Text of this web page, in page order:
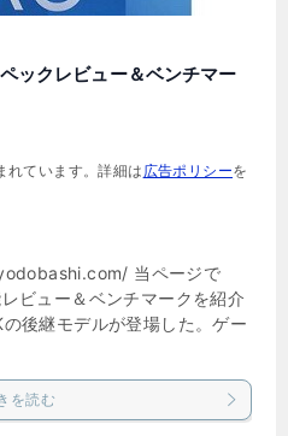
ックレビュー＆ベンチマー
れています。詳細は 広告ポリシーを
当ページで
ビュー＆ベンチマークを紹介
後継モデルが登場した。ゲー
を読む